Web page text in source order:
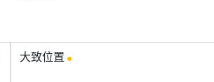
大致位置